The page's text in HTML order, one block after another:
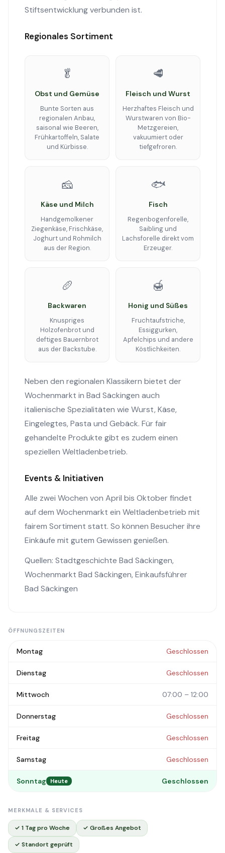
Stiftsentwicklung verbunden ist.
Regionales Sortiment
🥬
Obst und Gemüse
Bunte Sorten aus
regionalen Anbau,
saisonal wie Beeren,
Frühkartoffeln, Salate
und Kürbisse.
🥩
Fleisch und Wurst
Herzhaftes Fleisch und
Wurstwaren von Bio-
Metzgereien,
vakuumiert oder
tiefgefroren.
🧀
Käse und Milch
Handgemolkener
Ziegenkäse, Frischkäse,
Joghurt und Rohmilch
aus der Region.
🐟
Fisch
Regenbogenforelle,
Saibling und
Lachsforelle direkt vom
Erzeuger.
🥖
Backwaren
Knuspriges
Holzofenbrot und
deftiges Bauernbrot
aus der Backstube.
🍯
Honig und Süßes
Fruchtaufstriche,
Essiggurken,
Apfelchips und andere
Köstlichkeiten.
Neben den regionalen Klassikern bietet der
Wochenmarkt in Bad Säckingen auch
italienische Spezialitäten wie Wurst, Käse,
Eingelegtes, Pasta und Gebäck. Für fair
gehandelte Produkte gibt es zudem einen
speziellen Weltladenbetrieb.
Events & Initiativen
Alle zwei Wochen von April bis Oktober findet
auf dem Wochenmarkt ein Weltladenbetrieb mit
fairem Sortiment statt. So können Besucher ihre
Einkäufe mit gutem Gewissen genießen.
Quellen: Stadtgeschichte Bad Säckingen,
Wochenmarkt Bad Säckingen, Einkaufsführer
Bad Säckingen
ÖFFNUNGSZEITEN
Montag Geschlossen
Dienstag Geschlossen
Mittwoch 07:00 – 12:00
Donnerstag Geschlossen
Freitag Geschlossen
Samstag Geschlossen
Sonntag Heute Geschlossen
MERKMALE & SERVICES
✓ 1 Tag pro Woche ✓ Großes Angebot
✓ Standort geprüft